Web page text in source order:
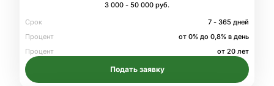
3 000 - 50 000 руб.
Срок
7 - 365 дней
Процент
от 0% до 0,8% в день
Процент
от 20 лет
Подать заявку